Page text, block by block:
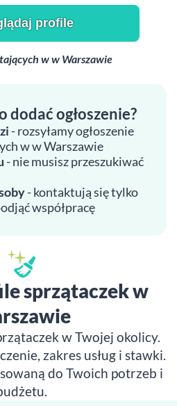
profile
w w Warszawie
dodać ogłoszenie?
- rozsyłamy ogłoszenie
w w Warszawie
- nie musisz przeszukiwać
- kontaktują się tylko
współpracę
sprzątaczek w
w Twojej okolicy.
zakres usług i stawki.
do Twoich potrzeb i